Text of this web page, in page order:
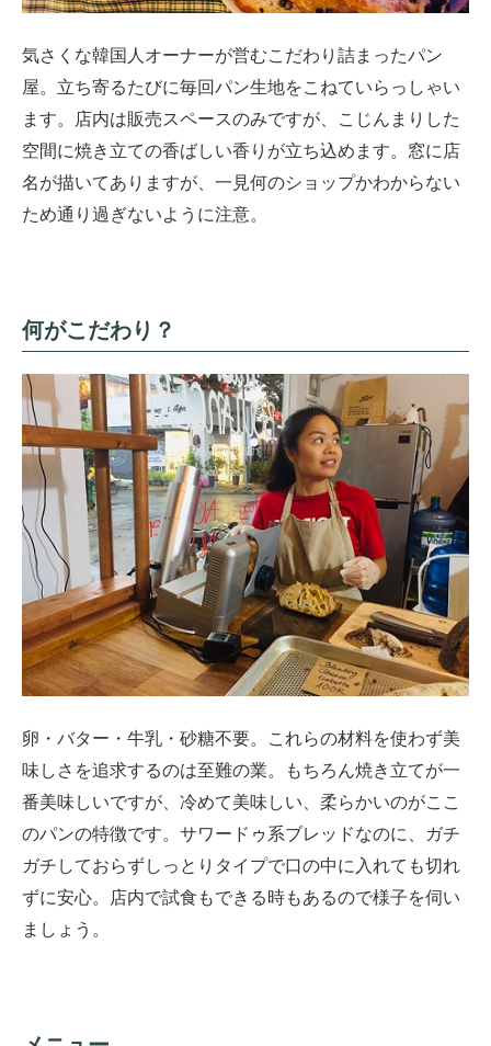
気さくな韓国人オーナーが営むこだわり詰まったパン
屋。立ち寄るたびに毎回パン生地をこねていらっしゃい
ます。店内は販売スペースのみですが、こじんまりした
空間に焼き立ての香ばしい香りが立ち込めます。窓に店
名が描いてありますが、一見何のショップかわからない
ため通り過ぎないように注意。
何がこだわり？
卵・バター・牛乳・砂糖不要。これらの材料を使わず美
味しさを追求するのは至難の業。もちろん焼き立てが一
番美味しいですが、冷めて美味しい、柔らかいのがここ
のパンの特徴です。サワードゥ系ブレッドなのに、ガチ
ガチしておらずしっとりタイプで口の中に入れても切れ
ずに安心。店内で試食もできる時もあるので様子を伺い
ましょう。